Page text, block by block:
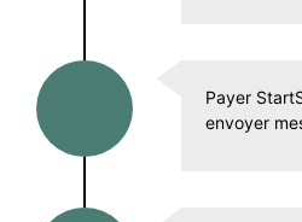
Payer
envoyer